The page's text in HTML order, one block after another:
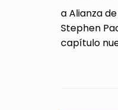
a Alianza
Stephen
capítulo